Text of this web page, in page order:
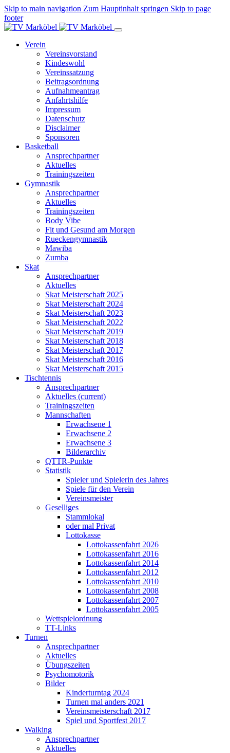
Skip to main navigation Zum Hauptinhalt springen Skip to page
footer
Verein
Vereinsvorstand
Kindeswohl
Vereinssatzung
Beitragsordnung
Aufnahmeantrag
Anfahrtshilfe
Impressum
Datenschutz
Disclaimer
Sponsoren
Basketball
Ansprechpartner
Aktuelles
Trainingszeiten
Gymnastik
Ansprechpartner
Aktuelles
Trainingszeiten
Body Vibe
Fit und Gesund am Morgen
Rueckengymnastik
Mawiba
Zumba
Skat
Ansprechpartner
Aktuelles
Skat Meisterschaft 2025
Skat Meisterschaft 2024
Skat Meisterschaft 2023
Skat Meisterschaft 2022
Skat Meisterschaft 2019
Skat Meisterschaft 2018
Skat Meisterschaft 2017
Skat Meisterschaft 2016
Skat Meisterschaft 2015
Tischtennis
Ansprechpartner
Aktuelles (current)
Trainingszeiten
Mannschaften
Erwachsene 1
Erwachsene 2
Erwachsene 3
Bilderarchiv
QTTR-Punkte
Statistik
Spieler und Spielerin des Jahres
Spiele für den Verein
Vereinsmeister
Geselliges
Stammlokal
oder mal Privat
Lottokasse
Lottokassenfahrt 2026
Lottokassenfahrt 2016
Lottokassenfahrt 2014
Lottokassenfahrt 2012
Lottokassenfahrt 2010
Lottokassenfahrt 2008
Lottokassenfahrt 2007
Lottokassenfahrt 2005
Wettspielordnung
TT-Links
Turnen
Ansprechpartner
Aktuelles
Übungszeiten
Psychomotorik
Bilder
Kinderturntag 2024
Turnen mal anders 2021
Vereinsmeisterschaft 2017
Spiel und Sportfest 2017
Walking
Ansprechpartner
Aktuelles